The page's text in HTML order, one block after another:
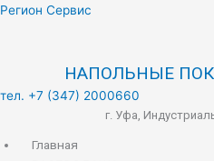
Регион Сервис
НАПОЛЬНЫЕ
тел. +7 (347) 2000660
г. Уфа,
Меню
Главная